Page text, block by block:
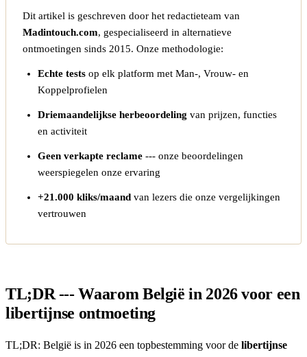
Dit artikel is geschreven door het redactieteam van
Madintouch.com, gespecialiseerd in alternatieve
ontmoetingen sinds 2015. Onze methodologie:
Echte tests op elk platform met Man-, Vrouw- en
Koppelprofielen
Driemaandelijkse herbeoordeling van prijzen, functies
en activiteit
Geen verkapte reclame --- onze beoordelingen
weerspiegelen onze ervaring
+21.000 kliks/maand van lezers die onze vergelijkingen
vertrouwen
TL;DR --- Waarom België in 2026 voor een
libertijnse ontmoeting
TL;DR: België is in 2026 een topbestemming voor de libertijnse